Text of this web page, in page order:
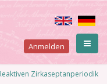
User
account
Anmelden
Zirkaseptanperiodik